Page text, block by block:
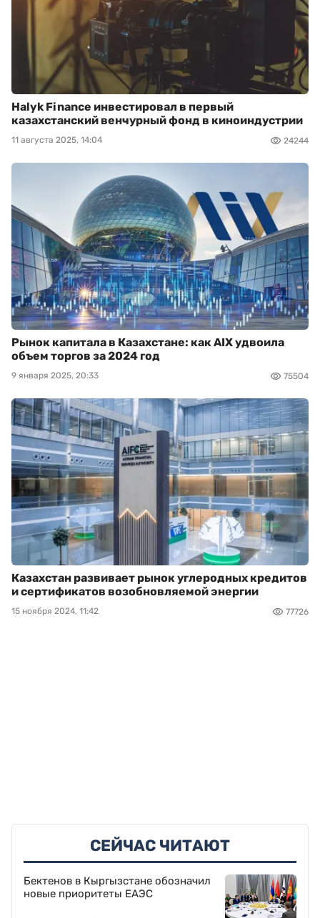
Halyk Finance инвестировал в первый
казахстанский венчурный фонд в киноиндустрии
11 августа 2025, 14:04 24244
Рынок капитала в Казахстане: как AIX удвоила
объем торгов за 2024 год
9 января 2025, 20:33 75504
Казахстан развивает рынок углеродных кредитов
и сертификатов возобновляемой энергии
15 ноября 2024, 11:42 77726
СЕЙЧАС ЧИТАЮТ
Бектенов в Кыргызстане обозначил
новые приоритеты ЕАЭС